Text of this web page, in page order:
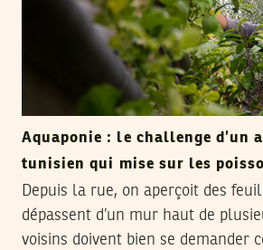
Aquaponie : le challenge d’un
tunisien qui mise sur les
Depuis la rue, on aperçoit des
dépassent d’un mur haut de
voisins doivent bien se demander